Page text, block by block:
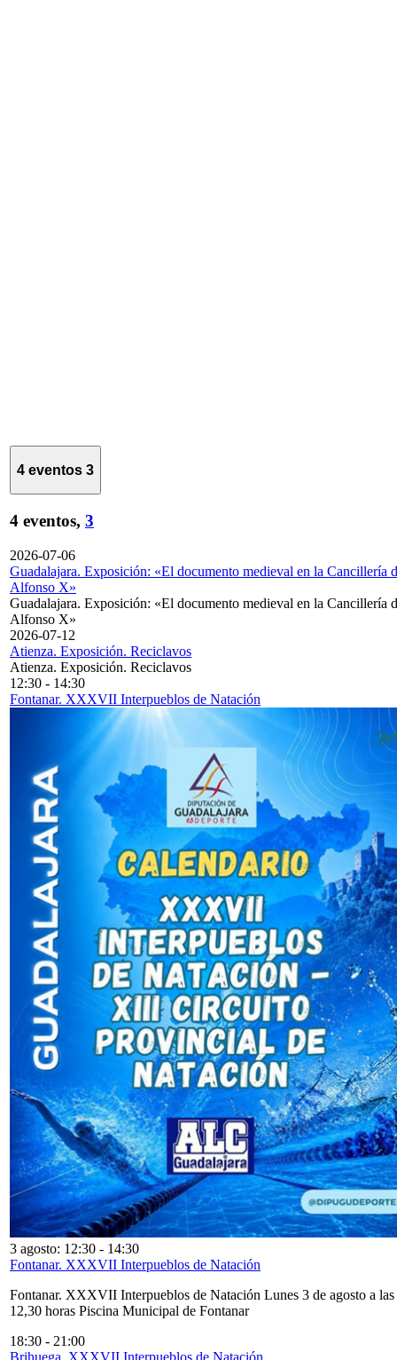
4 eventos 3
4 eventos, 3
2026-07-06
Guadalajara. Exposición: «El documento medieval en la Cancillería
Alfonso X»
Guadalajara. Exposición: «El documento medieval en la Cancillería
Alfonso X»
2026-07-12
Atienza. Exposición. Reciclavos
Atienza. Exposición. Reciclavos
12:30 - 14:30
Fontanar. XXXVII Interpueblos de Natación
3 agosto: 12:30 - 14:30
Fontanar. XXXVII Interpueblos de Natación
Fontanar. XXXVII Interpueblos de Natación Lunes 3 de agosto a las
12,30 horas Piscina Municipal de Fontanar
18:30 - 21:00